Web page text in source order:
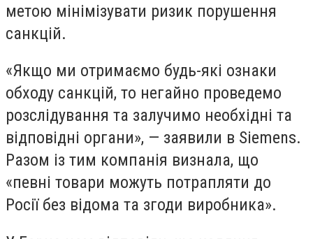
метою мінімізувати ризик порушення
санкцій.
«Якщо ми отримаємо будь-які ознаки
обходу санкцій, то негайно проведемо
розслідування та залучимо необхідні та
відповідні органи», — заявили в Siemens.
Разом із тим компанія визнала, що
«певні товари можуть потрапляти до
Росії без відома та згоди виробника».